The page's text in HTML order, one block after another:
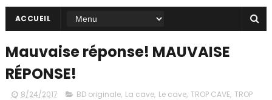
ACCUEIL
Mauvaise réponse! MAUVAISE
RÉPONSE!
8/24/2017 BD originale, La cave, Le cave, TROP CAVE, TROP